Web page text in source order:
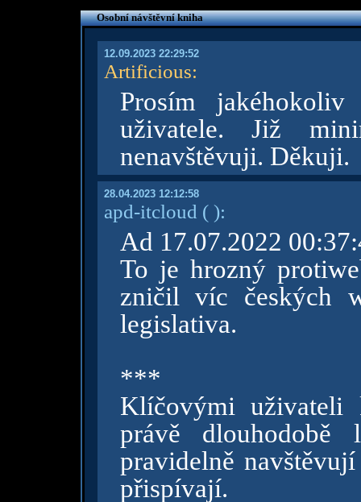
Osobní návštěvní kniha
12.09.2023 22:29:52
Artificious:
Prosím
uživatele. Již
nenavštěvuji. Děkuji.
28.04.2023 12:12:58
apd-itcloud ( ):
Ad 17.07.2022
To je hrozný
zničil víc českých
legislativa.
***
Klíčovými uživateli
právě
pravidelně
přispívají.